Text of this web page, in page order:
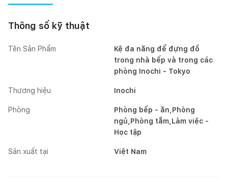
Thông số kỹ thuật
Tên Sản Phẩm
Kệ đa năng để đựng đồ
trong nhà bếp và trong các
phòng Inochi - Tokyo
Thương hiệu Inochi
Phòng
Phòng bếp - ăn,Phòng
ngủ,Phòng tắm,Làm việc -
Học tập
Sản xuất tại Việt Nam